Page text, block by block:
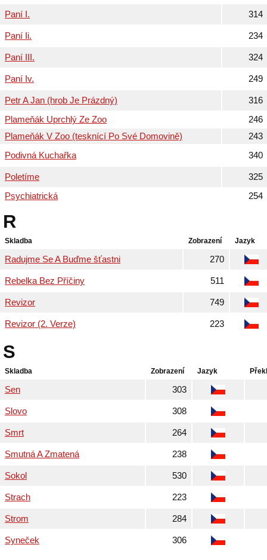
Paní I. 314
Paní Ii. 234
Paní III. 324
Paní Iv. 249
Petr A Jan (hrob Je Prázdný)
316
Plameňák Uprchlý Ze Zoo
246
Plameňák V Zoo (tesknící Po Své Domovině)
243
Podivná Kuchařka
340
Poletíme
325
Psychiatrická
254
R
Skladba Zobrazení Jazyk
Radujme Se A Buďme šťastni 270
Rebelka Bez Příčiny 511
Revizor 749
Revizor (2. Verze) 223
S
Skladba Zobrazení Jazyk
Sen 303
Slovo 308
Smrt 264
Smutná A Zmatená 238
Sokol 530
Strach 223
Strom 284
Syneček 306